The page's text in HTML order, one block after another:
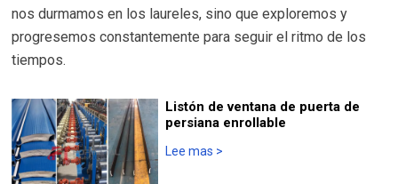
nos durmamos en los laureles, sino que exploremos y
progresemos constantemente para seguir el ritmo de los
tiempos.
Listón de ventana de puerta de
persiana enrollable
Lee mas >